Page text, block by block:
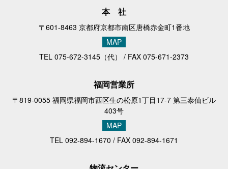
本社
〒601-8463 京都府京都市南区唐橋赤金町1番地
MAP
TEL 075-672-3145 （代） / FAX 075-671-2373
福岡営業所
〒819-0055 福岡県福岡市西区生の松原1丁目17-7 第三泰仙ビル
403号
MAP
TEL 092-894-1670 / FAX 092-894-1671